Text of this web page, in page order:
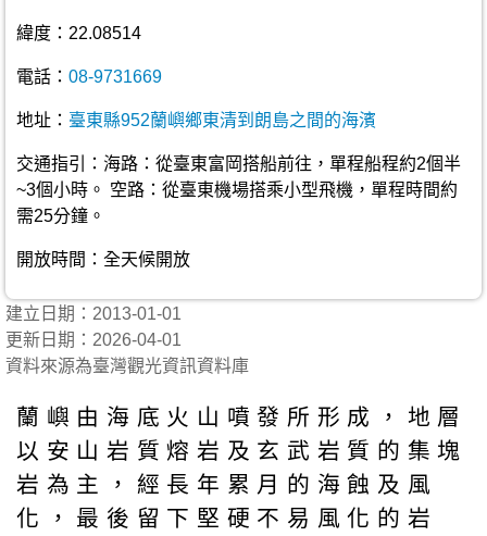
緯度：22.08514
電話： 08-9731669
地址： 臺東縣952蘭嶼鄉東清到朗島之間的海濱
交通指引：海路：從臺東富岡搭船前往，單程船程約2個半
~3個小時。 空路：從臺東機場搭乘小型飛機，單程時間約
需25分鐘。
開放時間：全天候開放
建立日期：2013-01-01
更新日期：2026-04-01
資料來源為臺灣觀光資訊資料庫
蘭嶼由海底火山噴發所形成，地層
以安山岩質熔岩及玄武岩質的集塊
岩為主，經長年累月的海蝕及風
化，最後留下堅硬不易風化的岩